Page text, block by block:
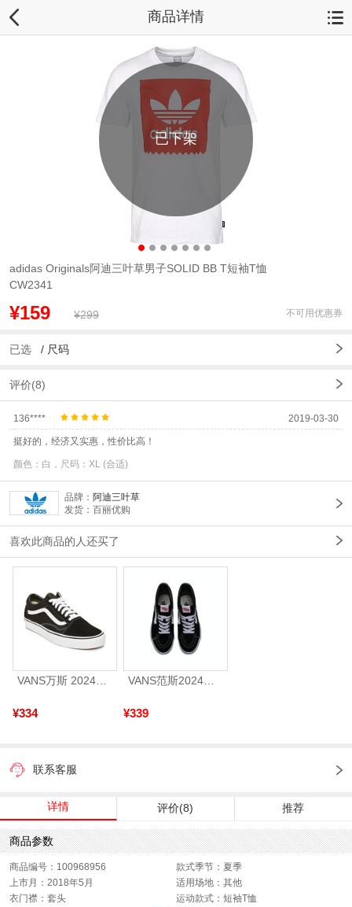
商品详情
已下架
adidas Originals阿迪三叶草男子SOLID BB T短袖T恤
CW2341
¥159 ¥299 不可用优惠券
已选 / 尺码
评价(8)
136**** 2019-03-30
挺好的，经济又实惠，性价比高！
颜色：白，尺码：XL (合适)
品牌： 阿迪三叶草
发货：百丽优购
喜欢此商品的人还买了
VANS万斯 2024年新款中性OldSkool帆布鞋/硫化鞋VN000D3HY28（延续款）
¥334 ¥339
联系客服
详情 评价(8) 推荐
商品参数
商品编号：100968956
款式季节：夏季
上市月：2018年5月
适用场地：其他
衣门襟：套头
运动款式：短袖T恤